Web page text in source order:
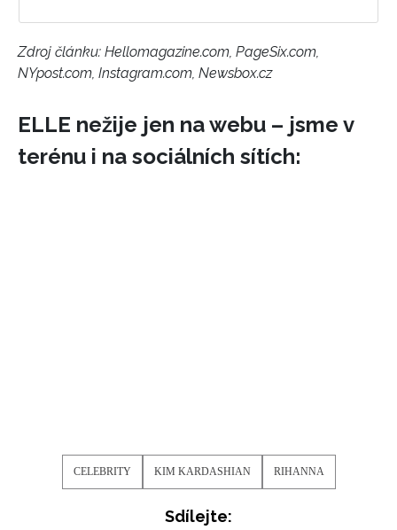
zpracováním údajů k tomuto účelu podle
Zdroj článku: Hellomagazine.com, PageSix.com,
NYpost.com, Instagram.com, Newsbox.cz
ELLE nežije jen na webu – jsme v
terénu i na sociálních sítích:
CELEBRITY KIM KARDASHIAN RIHANNA
Sdílejte: